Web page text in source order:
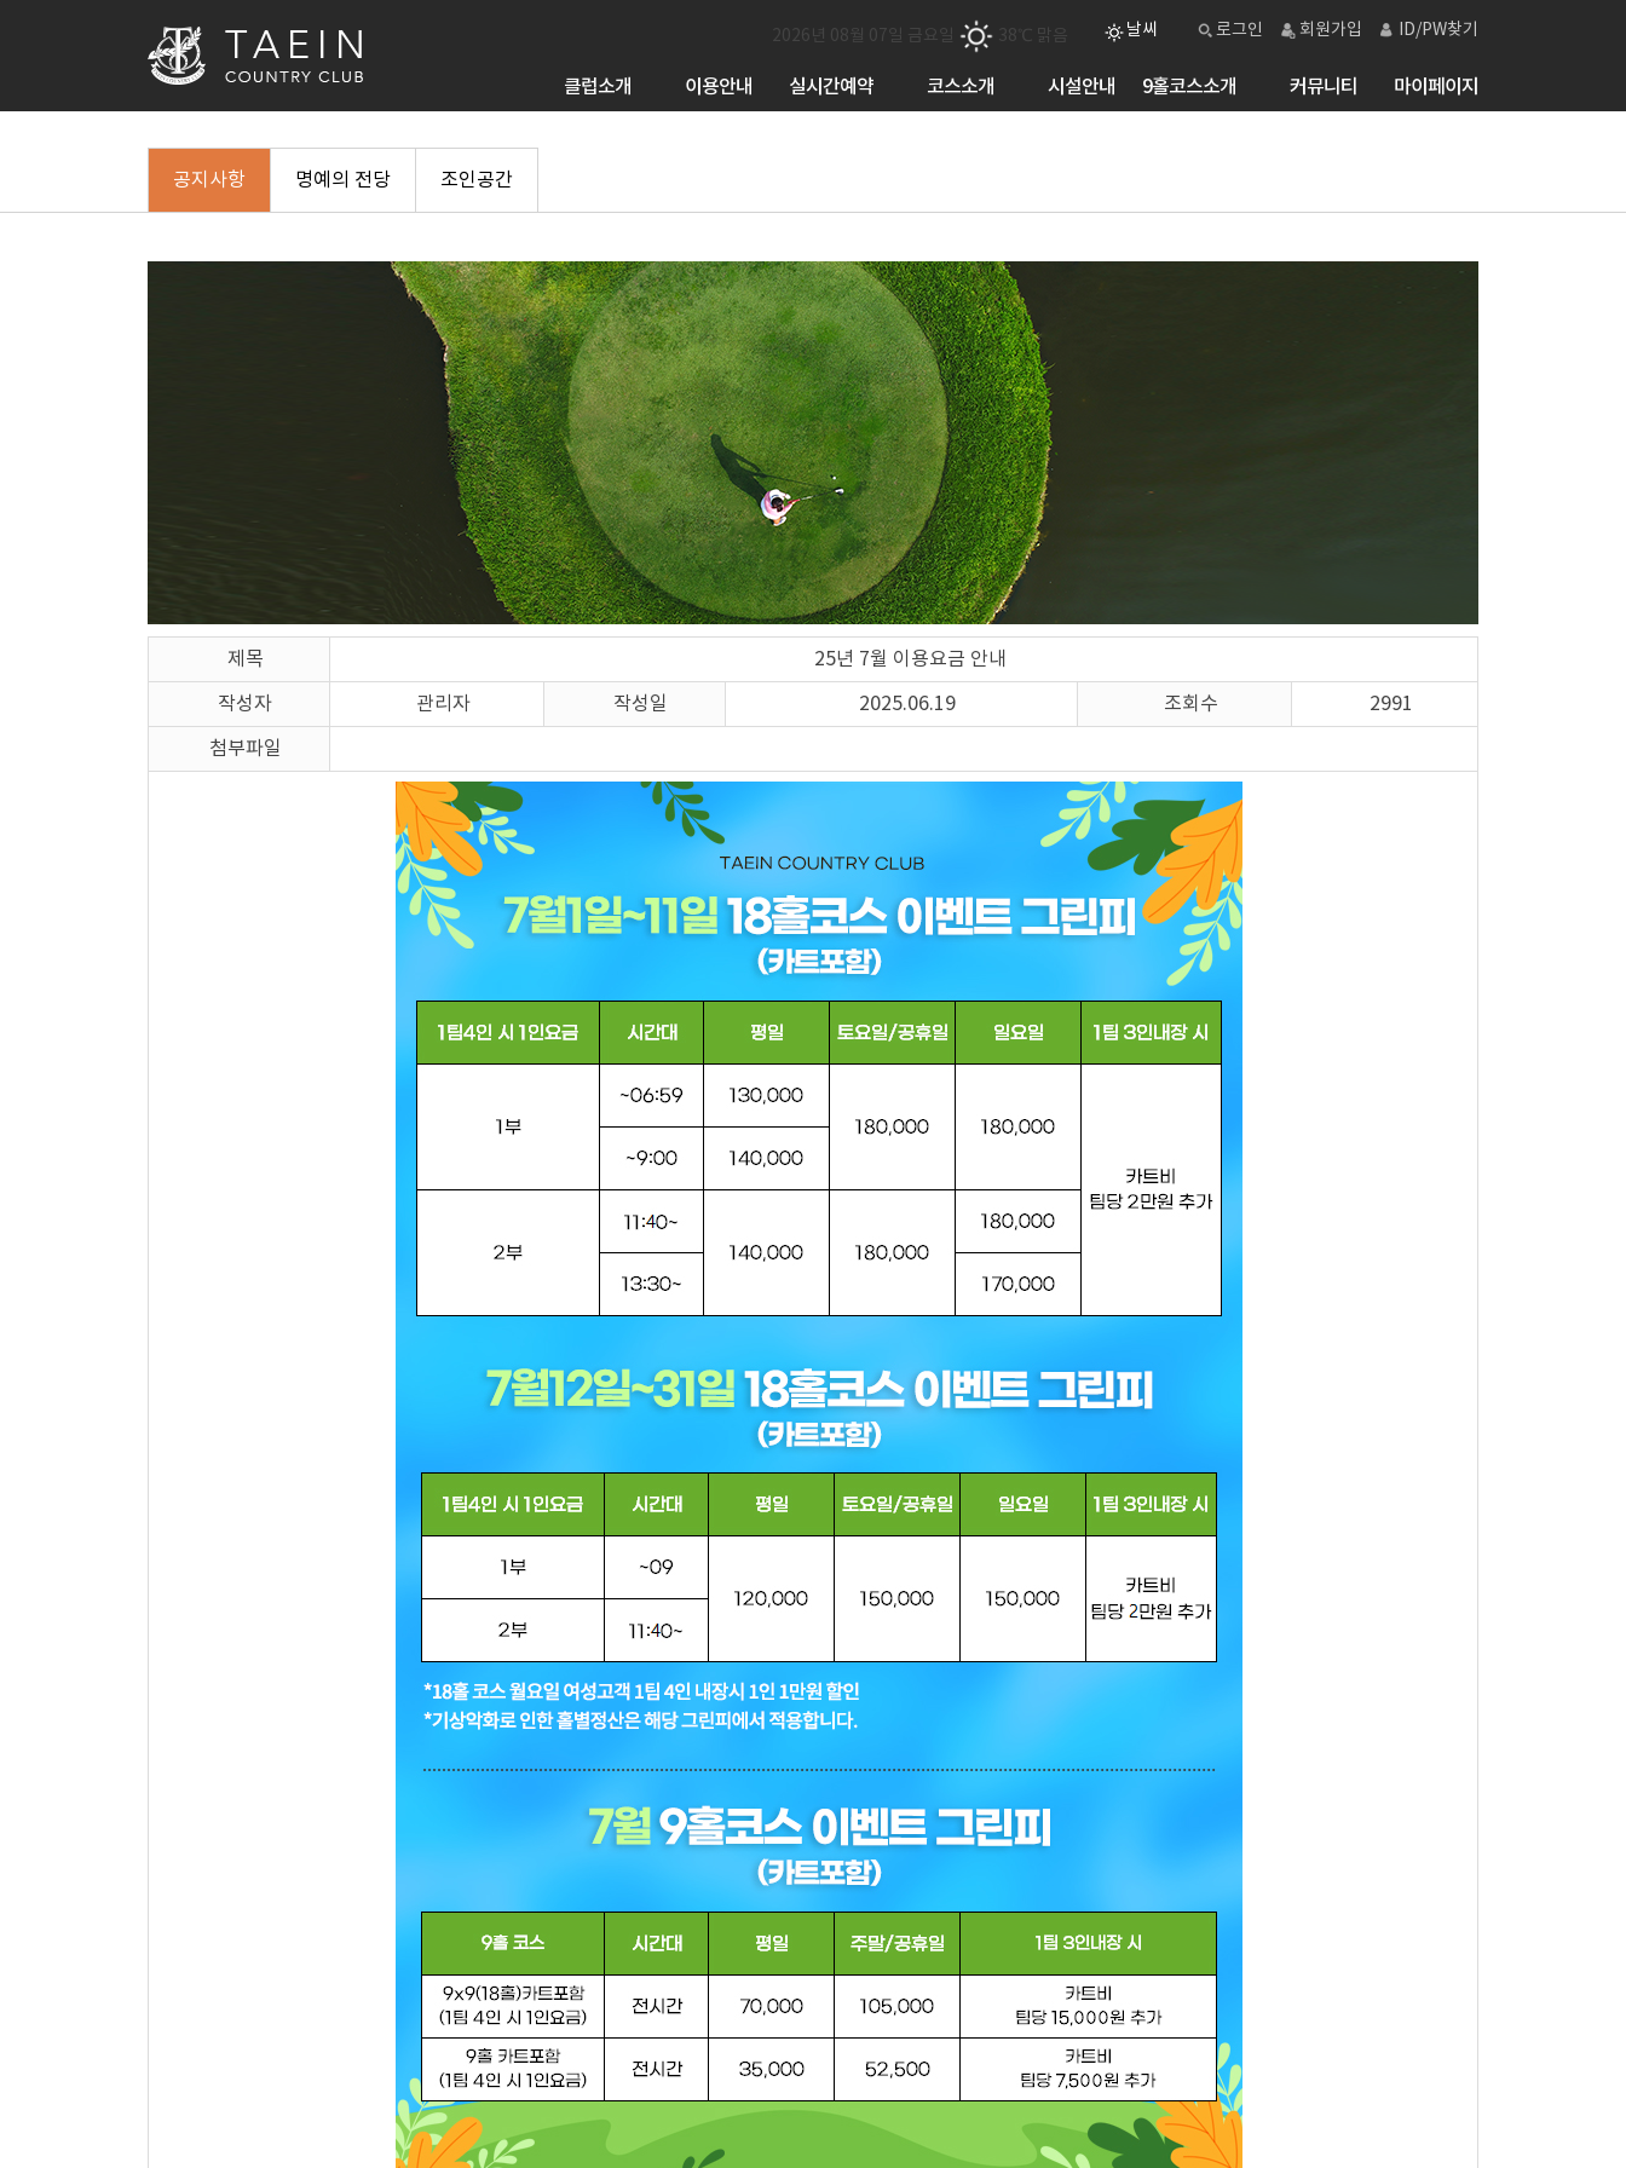
ID/PW찾기
회원가입
로그인
날씨
2026년 08월 07일 금요일 38℃ 맑음
클럽소개 이용안내 실시간예약 코스소개 시설안내 9홀코스소개 커뮤니티 마이페이지
공지사항 명예의 전당 조인공간
제목 25년 7월 이용요금 안내
작성자 관리자 작성일 2025.06.19 조회수 2991
첨부파일